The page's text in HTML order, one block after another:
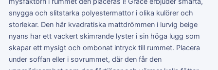
snygga och slitstarka polyestermattor i olika kulörer och
storlekar. Den här kvadratiska mattdrömmen i lurvig beige
nyans har ett vackert skimrande lyster i sin höga lugg som
skapar ett mysigt och ombonat intryck till rummet. Placera
under soffan eller i sovrummet, där den får den